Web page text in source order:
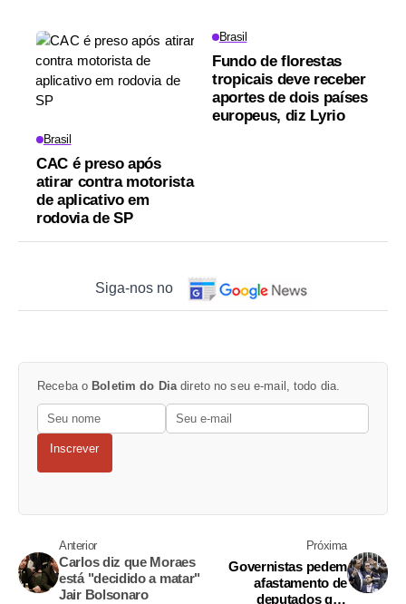
Brasil
CAC é preso após
atirar contra motorista
de aplicativo em
rodovia de SP
Brasil
Fundo de florestas
tropicais deve receber
aportes de dois países
europeus, diz Lyrio
Siga-nos no
Receba o Boletim do Dia direto no seu e-mail, todo dia.
Inscrever
Anterior
Carlos diz que Moraes
está "decidido a matar"
Jair Bolsonaro
Próxima
Governistas pedem
afastamento de
deputados que